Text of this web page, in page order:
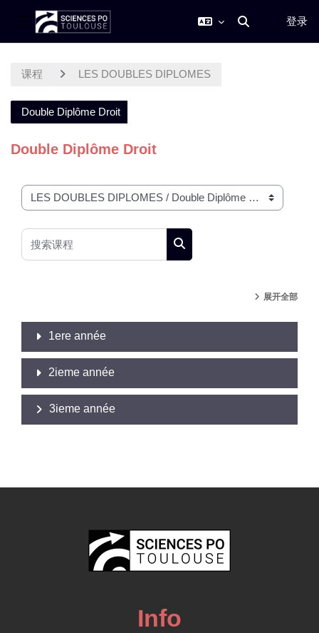
停靠面板 切换搜索输入
登录
课程 LES DOUBLES DIPLOMES
Double Diplôme Droit
Double Diplôme Droit
课程类别
搜索课程
搜索课程
展开全部
1ere année
2ieme année
3ieme année
Info